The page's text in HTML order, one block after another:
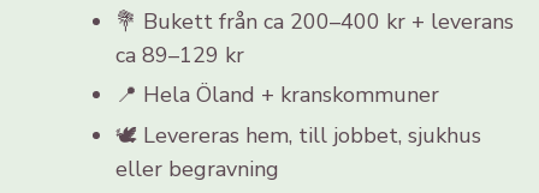
💐 Bukett från ca 200–400 kr + leverans
ca 89–129 kr
📍 Hela Öland + kranskommuner
🕊️ Levereras hem, till jobbet, sjukhus
eller begravning